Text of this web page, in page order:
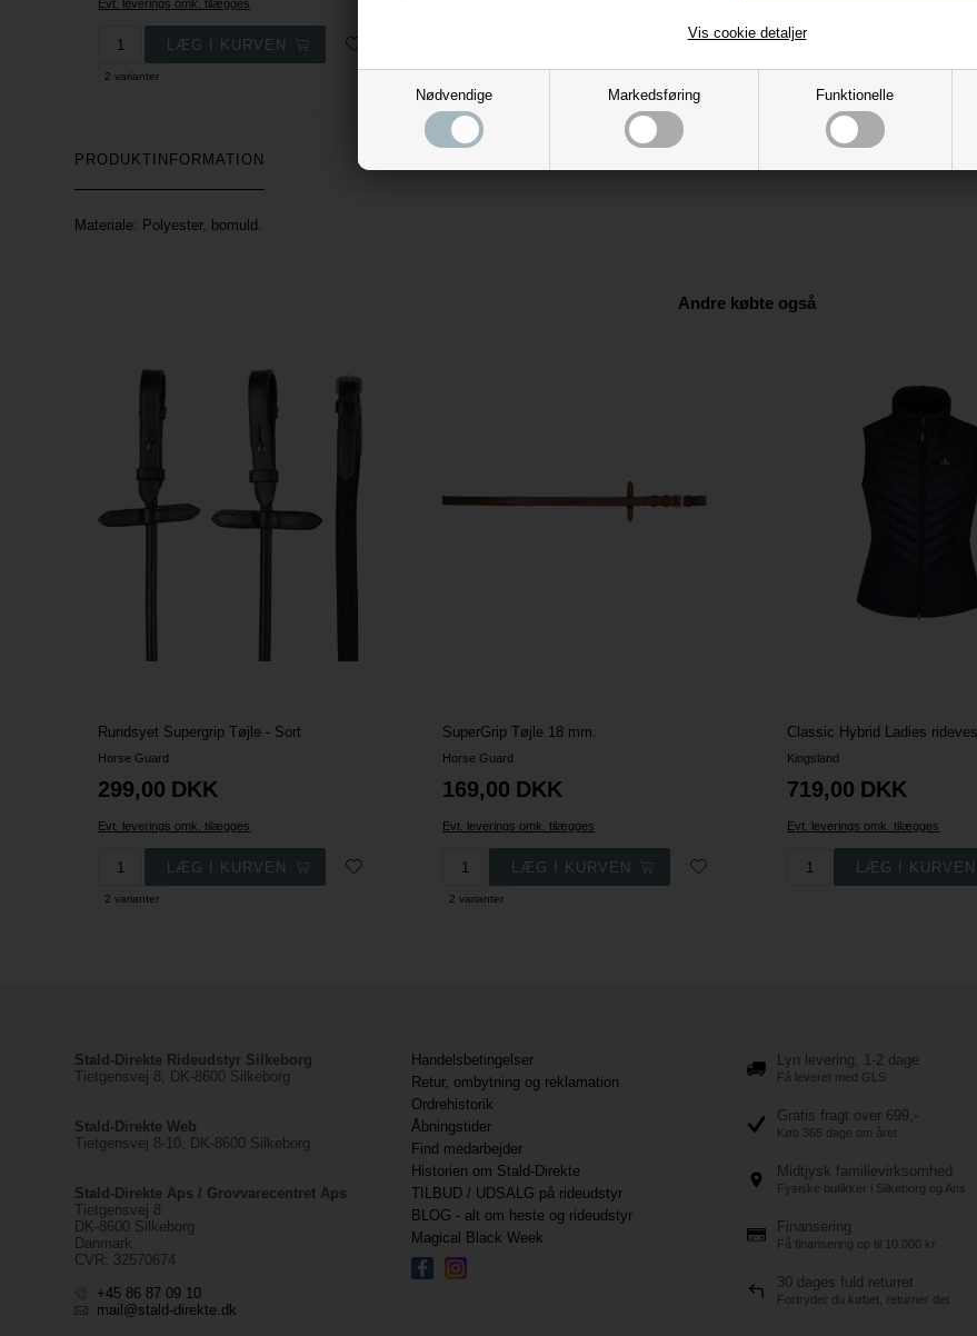
Nødvendige Markedsføring Funktionelle
Vis cookie detaljer
Evt. leverings omk. tilægges
2 varianter
PRODUKTINFORMATION
Materiale: Polyester, bomuld.
Andre købte også
Rundsyet Supergrip Tøjle - Sort
Horse Guard
299,00 DKK
Evt. leverings omk. tilægges
2 varianter
SuperGrip Tøjle 18 mm.
Horse Guard
169,00 DKK
Evt. leverings omk. tilægges
2 varianter
Classic Hybrid Ladies
Kingsland
719,00 DKK
Evt. leverings omk. tilægges
Stald-Direkte Rideudstyr Silkeborg
Tietgensvej 8, DK-8600 Silkeborg
Stald-Direkte Web
Tietgensvej 8-10, DK-8600 Silkeborg
Stald-Direkte Aps / Grovvarecentret Aps
Tietgensvej 8
DK-8600 Silkeborg
Danmark
CVR: 32570674
+45 86 87 09 10
mail@stald-direkte.dk
Handelsbetingelser
Retur, ombytning og reklamation
Ordrehistorik
Åbningstider
Find medarbejder
Historien om Stald-Direkte
TILBUD / UDSALG på rideudstyr
BLOG - alt om heste og rideudstyr
Magical Black Week
Lyn levering, 1-2 dage
Få leveret med GLS
Gratis fragt over 699,-
Køb 365 dage om året
Midtjysk familievirksomhed
Fysiske butikker i Silkeborg og Ans
Finansering
Få finansering op til 10.000 kr.
30 dages fuld returret
Fortryder du købet, returner det